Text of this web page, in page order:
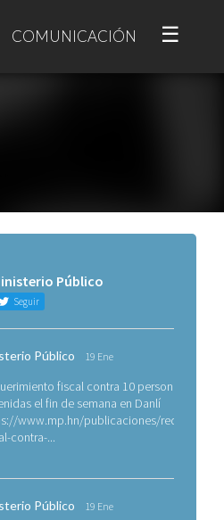
COMUNICACIÓN ☰
Público
Seguir
Público 19 Ene
fiscal contra 10 personas
el fin de semana en Danlí
www.mp.hn/publicaciones/
contra-...
Público 19 Ene